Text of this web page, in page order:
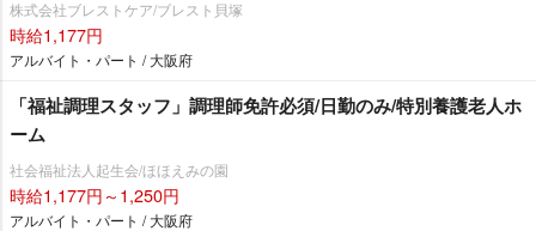
株式会社ブレストケア/ブレスト貝塚
時給1,177円
アルバイト・パート / 大阪府
「福祉調理スタッフ」調理師免許必須/日勤のみ/特別養護老人ホ
ーム
社会福祉法人起生会/ほほえみの園
時給1,177円～1,250円
アルバイト・パート / 大阪府